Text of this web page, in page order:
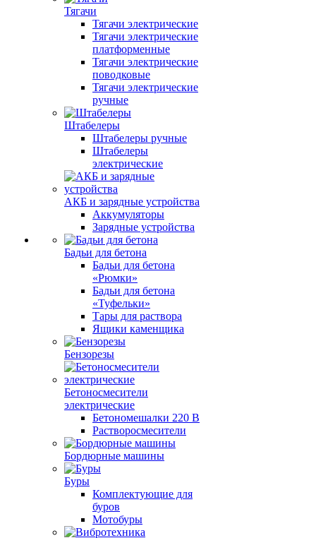
Тягачи
Тягачи электрические
Тягачи электрические
платформенные
Тягачи электрические
поводковые
Тягачи электрические
ручные
Штабелеры
Штабелеры ручные
Штабелеры
электрические
АКБ и зарядные устройства
Аккумуляторы
Зарядные устройства
Бадьи для бетона
Бадьи для бетона
«Рюмки»
Бадьи для бетона
«Туфельки»
Тары для раствора
Ящики каменщика
Бензорезы
Бетоносмесители
электрические
Бетономешалки 220 В
Растворосмесители
Бордюрные машины
Буры
Комплектующие для
буров
Мотобуры